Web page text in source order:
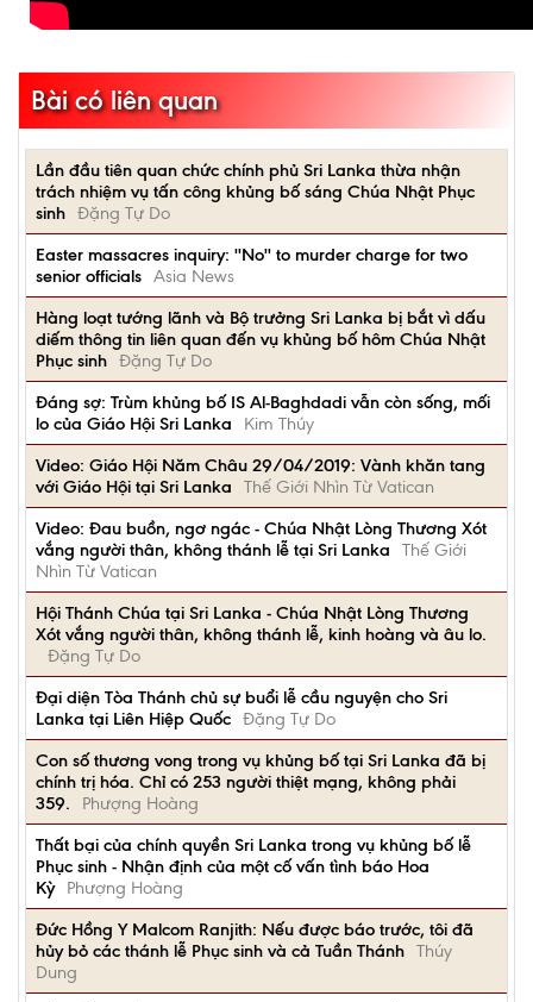
Bài có liên quan
Lần đầu tiên quan chức chính phủ Sri Lanka thừa nhận
trách nhiệm vụ tấn công khủng bố sáng Chúa Nhật Phục
sinh Đặng Tự Do
Easter massacres inquiry: ''No'' to murder charge for two
senior officials Asia News
Hàng loạt tướng lãnh và Bộ trưởng Sri Lanka bị bắt vì dấu
diếm thông tin liên quan đến vụ khủng bố hôm Chúa Nhật
Phục sinh Đặng Tự Do
Đáng sợ: Trùm khủng bố IS Al-Baghdadi vẫn còn sống, mối
lo của Giáo Hội Sri Lanka
Kim Thúy
Video: Giáo Hội Năm Châu 29/04/2019: Vành khăn tang
với Giáo Hội tại Sri Lanka
Thế Giới Nhìn Từ Vatican
Video: Đau buồn, ngơ ngác - Chúa Nhật Lòng Thương Xót
vắng người thân, không thánh lễ tại Sri Lanka
Thế Giới
Nhìn Từ Vatican
Hội Thánh Chúa tại Sri Lanka - Chúa Nhật Lòng Thương
Xót vắng người thân, không thánh lễ, kinh hoàng và âu lo.
Đặng Tự Do
Đại diện Tòa Thánh chủ sự buổi lễ cầu nguyện cho Sri
Lanka tại Liên Hiệp Quốc Đặng Tự Do
Con số thương vong trong vụ khủng bố tại Sri Lanka đã bị
chính trị hóa. Chỉ có 253 người thiệt mạng, không phải
359.
Phượng Hoàng
Thất bại của chính quyền Sri Lanka trong vụ khủng bố lễ
Phục sinh - Nhận định của một cố vấn tình báo Hoa
Kỳ
Phượng Hoàng
Đức Hồng Y Malcom Ranjith: Nếu được báo trước, tôi đã
hủy bỏ các thánh lễ Phục sinh và cả Tuần Thánh Thúy
Dung